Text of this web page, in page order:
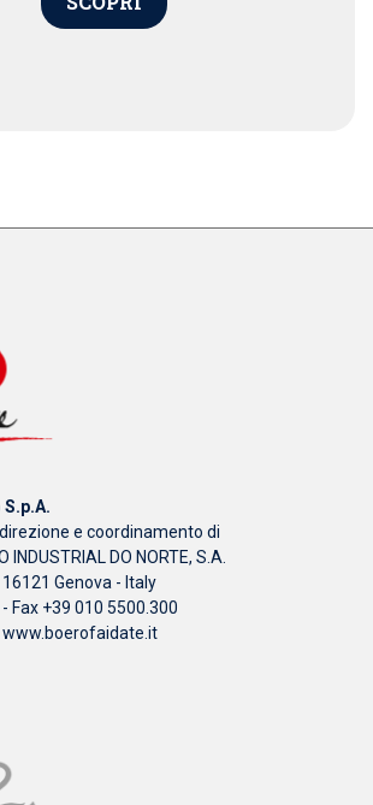
e coordinamento di
INDUSTRIAL DO NORTE, S.A.
Genova - Italy
Fax +39 010 5500.300
www.boerofaidate.it